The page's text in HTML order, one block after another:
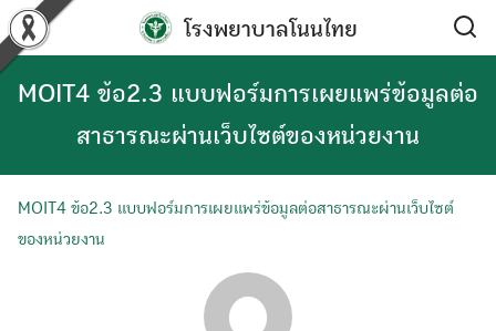
Skip
to
content
โรงพยาบาลโนนไทย
MOIT4 ข้อ2.3 แบบฟอร์มการเผยแพร่ข้อมูลต่อ
สาธารณะผ่านเว็บไซต์ของหน่วยงาน
MOIT4 ข้อ2.3 แบบฟอร์มการเผยแพร่ข้อมูลต่อสาธารณะผ่านเว็บไซต์
ของหน่วยงาน